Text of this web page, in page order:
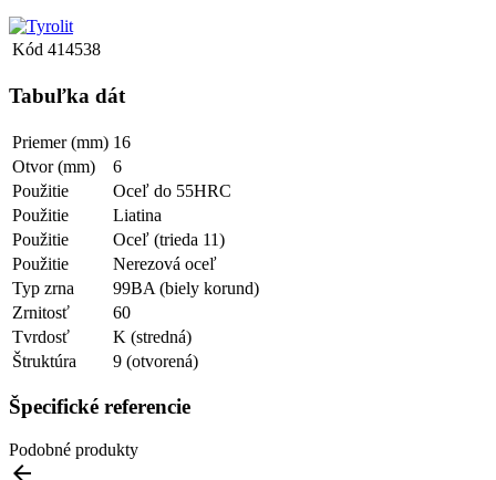
Kód 414538
Tabuľka dát
Priemer (mm) 16
Otvor (mm)
6
Použitie
Oceľ do 55HRC
Použitie
Liatina
Použitie
Oceľ (trieda 11)
Použitie
Nerezová oceľ
Typ zrna
99BA (biely korund)
Zrnitosť
60
Tvrdosť
K (stredná)
Štruktúra
9 (otvorená)
Špecifické referencie
Podobné produkty
